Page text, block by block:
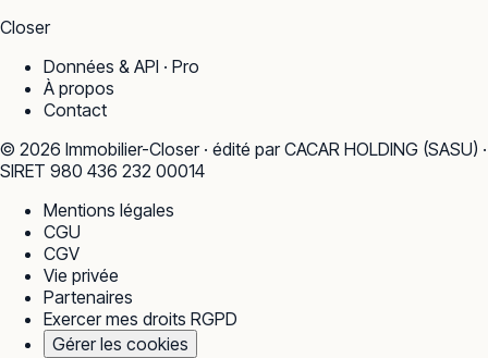
Closer
Données & API · Pro
À propos
Contact
© 2026 Immobilier-Closer · édité par CACAR HOLDING (SASU) ·
SIRET 980 436 232 00014
Mentions légales
CGU
CGV
Vie privée
Partenaires
Exercer mes droits RGPD
Gérer les cookies